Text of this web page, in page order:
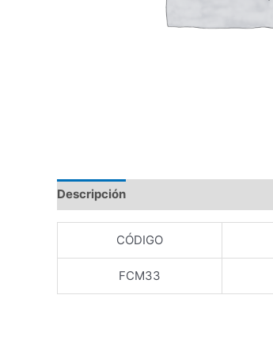
Descripción
CÓDIGO
FCM33